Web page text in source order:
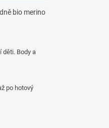
bio merino
děti. Body a
po hotový